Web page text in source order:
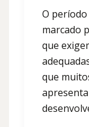
O período
marcado
que
que